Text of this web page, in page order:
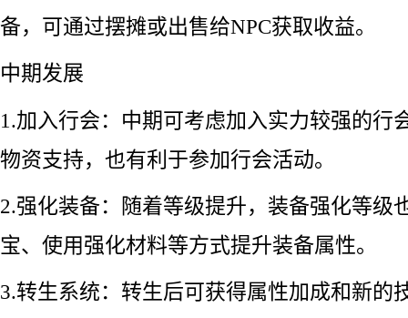
备，可通过摆摊或出售给NPC获取收益。
中期发展
1.加入行会：中期可考虑加入实力较强的行
物资支持，也有利于参加行会活动。
2.强化装备：随着等级提升，装备强化等级
宝、使用强化材料等方式提升装备属性。
3.转生系统：转生后可获得属性加成和新的